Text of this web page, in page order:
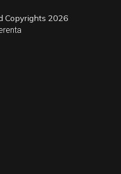
Copyrights 2026